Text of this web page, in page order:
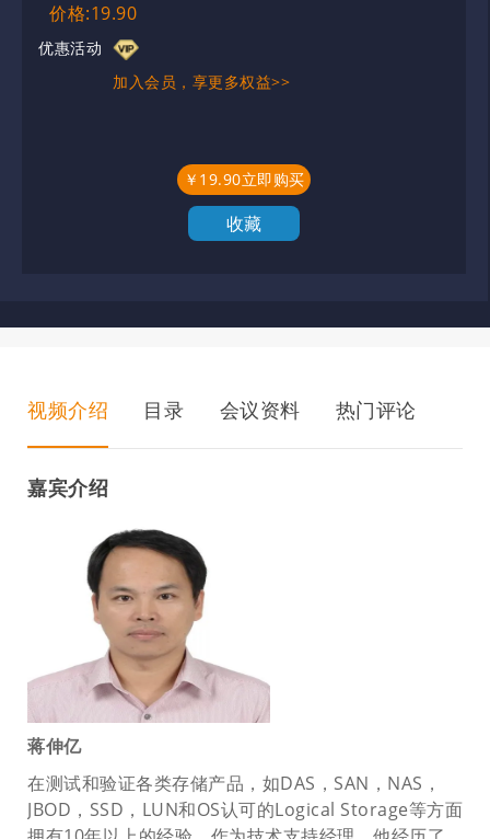
价格:19.90
优惠活动
加入会员，享更多权益>>
￥19.90立即购买
收藏
视频介绍 目录 会议资料 热门评论
嘉宾介绍
蒋伸亿
在测试和验证各类存储产品，如DAS，SAN，NAS，
JBOD，SSD，LUN和OS认可的Logical Storage等方面